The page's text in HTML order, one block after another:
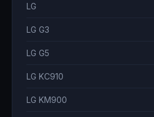
LG
LG G3
LG G5
LG KC910
LG KM900